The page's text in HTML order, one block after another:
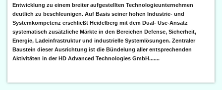
Entwicklung zu einem breiter aufgestellten Technologieunternehmen
deutlich zu beschleunigen. Auf Basis seiner hohen Industrie- und
Systemkompetenz erschließt Heidelberg mit dem Dual- Use-Ansatz
systematisch zusätzliche Märkte in den Bereichen Defense, Sicherheit,
Energie, Ladeinfrastruktur und industrielle Systemlösungen. Zentraler
Baustein dieser Ausrichtung ist die Bündelung aller entsprechenden
Aktivitäten in der HD Advanced Technologies GmbH.......